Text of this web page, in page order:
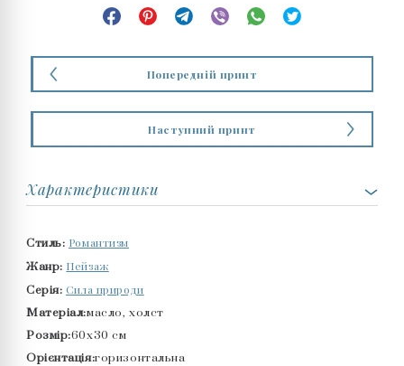
Попередній принт
Наступний принт
Характеристики
Стиль: Романтизм
Жанр: Пейзаж
Серія: Сила природи
Матеріал:масло, холст
Розмір:60x30 см
Орієнтація:горизонтальна